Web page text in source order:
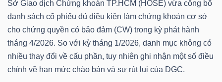
Sở Giao dịch Chứng khoán TP.HCM (HOSE) vừa công bố
danh sách cổ phiếu đủ điều kiện làm chứng khoán cơ sở
cho chứng quyền có bảo đảm (CW) trong kỳ phát hành
tháng 4/2026. So với kỳ tháng 1/2026, danh mục không có
nhiều thay đổi về cấu phần, tuy nhiên ghi nhận một số điều
chỉnh về hạn mức chào bán và sự rút lui của DGC.